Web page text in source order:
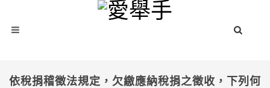
依稅捐稽徵法規定，欠繳應納稅捐之徵收，下列何